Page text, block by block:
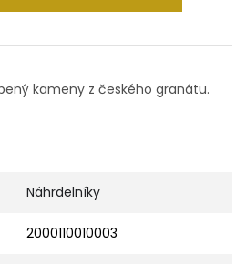
kameny z českého granátu.
Náhrdelníky
2000110010003